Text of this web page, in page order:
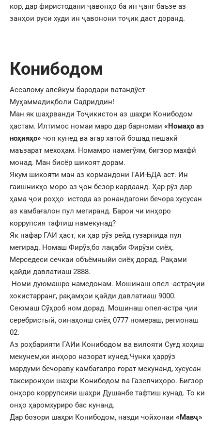
кор, дар фиристодани ҷавонҳо ба ин ҷанг баъзе аз
занҳои руси худи ин ҷавонони тоҷик даст доранд.
Конибодом
Ассалому алейкум бародари ватандӯст
Муҳаммадиқболи Садриддин!
Ман як шаҳрванди Тоҷикистон аз шаҳри Конибодом
ҳастам. Илтимос номаи маро дар барномаи «Номаҳо аз
ноҳияҳо» чоп кунед ва агар хатоӣ бошад пешакӣ
маъзарат мехоҳам. Номамро намегӯям, бигзор махфӣ
монад. Ман бисёр шикоят дорам.
Якум шикояти ман аз кормандони ГАИ-БДА аст. Ин
гаишникҳо моро аз ҷон безор кардаанд. Ҳар рӯз дар
ҳама ҷои роҳҳо истода аз ронандагони бечора хусусан
аз камбағалон пул мегиранд. Барои чи инҳоро
коррупсия тафтиш намекунад?
Як нафар ГАИ ҳаст, ки ҳар рӯз рейд гузарнида пул
мегирад. Номаш Фирӯз,бо лақаби Фирӯзи сиёҳ.
Мерседеси сечкаи объёмныйи сиёҳ дорад. Рақами
қайди давлатиаш 2888.
Номи дуюмашро намедонам. Мошинаш опел -астраҷии
хокистарранг, рақамҳои қайди давлатиаш 9000.
Сеюмаш Сӯҳроб ном дорад. Мошинаш опел-астра ҷии
серебристый, оинаҳояш сиёҳ 0777 номераш, регионаш
02.
Аз роҳбарияти ГАИи Конибодом ва вилояти Суғд хоҳиш
мекунем,ки инҳоро назорат кунед.Чунки ҳаррӯз
мардуми бечораву камбағалро ғорат мекунанд, хусусан
таксиронҳои шаҳри Конибодом ва Газелчиҳоро. Бигзор
онҳоро коррупсияи шаҳри Душанбе тафтиш кунад. То ки
онҳо ҳаромхуриро бас кунанд.
Дар бозори шаҳри Конибодом, назди чойхонаи «Мавҷ»